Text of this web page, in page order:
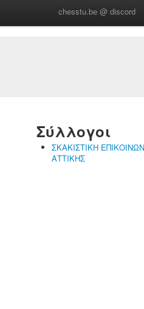
chesstu.be @ discord
Σύλλογοι
ΣΚΑΚΙΣΤΙΚΗ
ΑΤΤΙΚΗΣ